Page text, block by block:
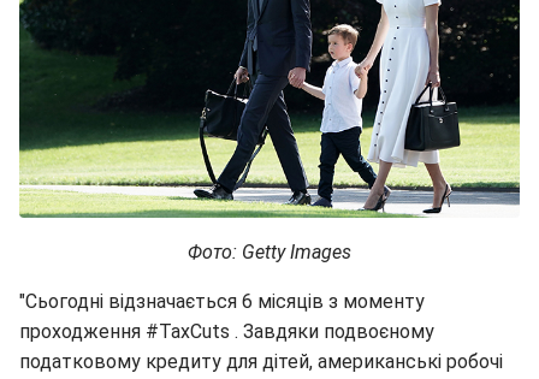
Фото: Getty Images
"Сьогодні відзначається 6 місяців з моменту
проходження #TaxCuts . Завдяки подвоєному
податковому кредиту для дітей, американські робочі